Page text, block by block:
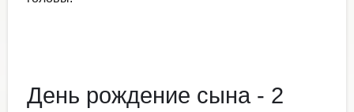
День рождение сына - 2